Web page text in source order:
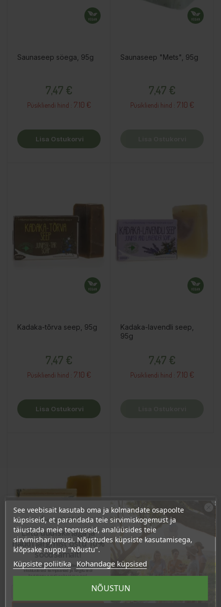
Saunaseep söega, 95g
7,47 €
Püsikliendi hind : 7.10 €
Lisa Ostukorvi
Saunaseep "Mets", 95g
7,47 €
Püsikliendi hind : 7.10 €
Kadaka-tõrva seep, 95g
7,47 €
Püsikliendi hind : 7.10 €
Lisa Ostukorvi
Kadaka-lavendli seep,
95g
7,47 €
Püsikliendi hind : 7.10 €
See veebisait kasutab oma ja kolmandate osapoolte
küpsiseid, et parandada teie sirvimiskogemust ja
täiustada meie teenuseid, analüüsides teie
sirvimisharjumusi. Nõustudes küpsiste kasutamisega,
klõpsake nuppu "Nõustu".
Küpsiste poliitika Kohandage küpsised
NÕUSTUN
Ära veel lahku!
Liitu uudiskirjaga ja
naudi järgmist ostu 10%
soodsamalt!
Sind ootavad spetsiaalsed allahindlused,
eksklusiivsed kampaaniad ja kingitused!
Registreeru e-maili aadressiga ja saad